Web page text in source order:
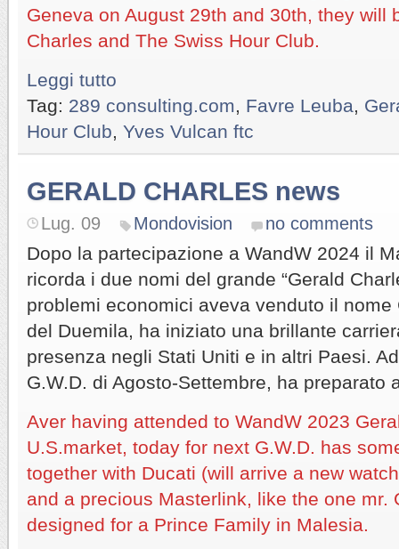
Geneva on August 29th and 30th, they will
Charles and The Swiss Hour Club.
Leggi tutto
Tag: 289 consulting.com Favre Leuba
Hour Club Yves Vulcan ftc
GERALD CHARLES news
Lug. 09 Mondovision no comments
Dopo la partecipazione a WandW 2024 il
ricorda i due nomi del grande “Gerald
problemi economici aveva venduto il nome
del Duemila, ha iniziato una brillante
presenza negli Stati Uniti e in altri Paesi.
G.W.D. di Agosto-Settembre, ha preparato
Aver having attended to WandW 2023
U.S.market, today for next G.W.D. has
together with Ducati (will arrive a new
and a precious Masterlink, like the one mr.
designed for a Prince Family in Malesia.